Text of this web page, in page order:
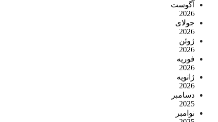
آگوست
2026
جولای
2026
ژوئن
2026
فوریه
2026
ژانویه
2026
دسامبر
2025
نوامبر